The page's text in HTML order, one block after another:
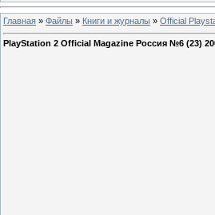
Главная » Файлы » Книги и журналы » Official
PlayStation 2 Official Magazine Россия №6 (23)